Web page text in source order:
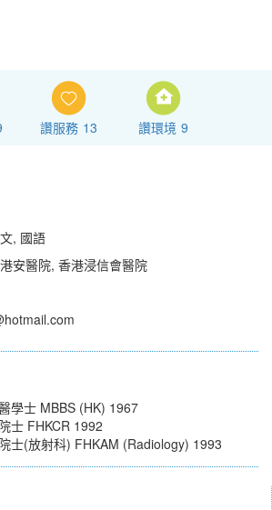
讚服務 13 讚環境 9
, 國語
安醫院, 香港浸信會醫院
學士 MBBS (HK) 1967
士 FHKCR 1992
士(放射科) FHKAM (Radiology) 1993